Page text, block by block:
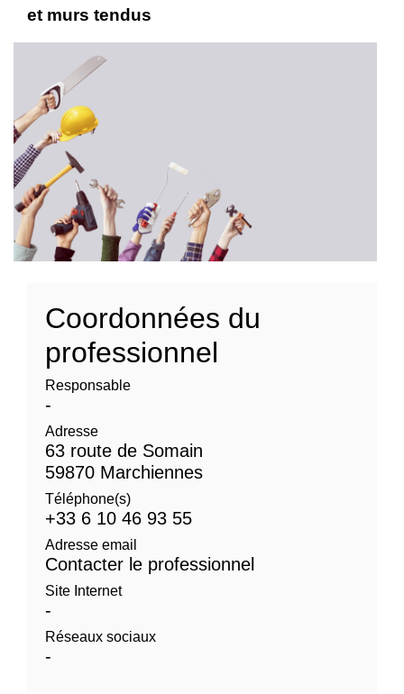
et murs tendus
Coordonnées du
professionnel
Responsable
-
Adresse
63 route de Somain
59870 Marchiennes
Téléphone(s)
+33 6 10 46 93 55
Adresse email
Contacter le professionnel
Site Internet
-
Réseaux sociaux
-